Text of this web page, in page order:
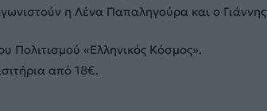
η Λένα Παπαληγούρα και ο Γιάννης
Πολιτισμού «Ελληνικός Κόσμος».
από 18€.